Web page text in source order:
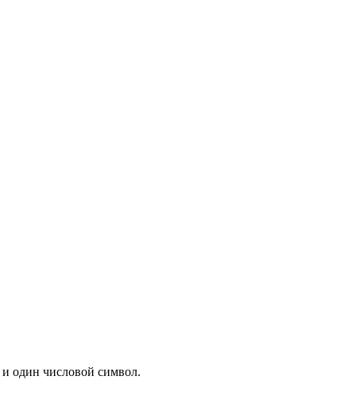
один числовой символ.